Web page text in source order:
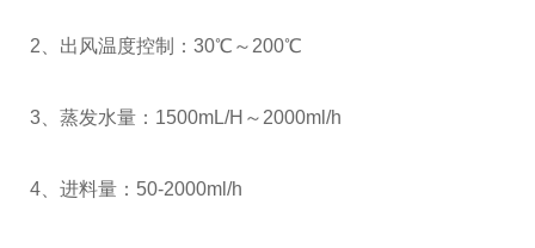
2、出风温度控制：30℃～200℃
3、蒸发水量：1500mL/H～2000ml/h
4、进料量：50-2000ml/h